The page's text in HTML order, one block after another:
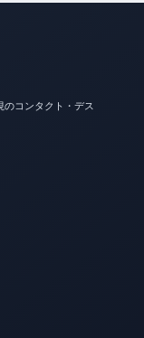
コンタクト・デス